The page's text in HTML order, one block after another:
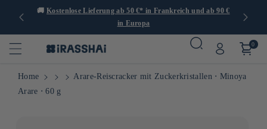
🚚Kostenlose Lieferung ab 50 €* in Frankreich und ab 90 €
in Europa
0
Home
Arare-Reiscracker mit Zuckerkristallen ⋅ Minoya
Arare ⋅ 60 g